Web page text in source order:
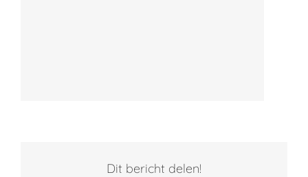
Dit bericht delen!